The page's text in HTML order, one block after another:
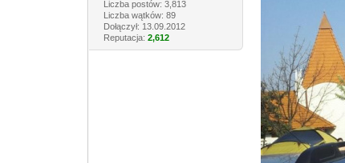
Liczba postów: 3,813
Liczba wątków: 89
Dołączył: 13.09.2012
Reputacja: 2,612